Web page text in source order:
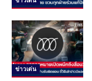
ข่าวเด่น